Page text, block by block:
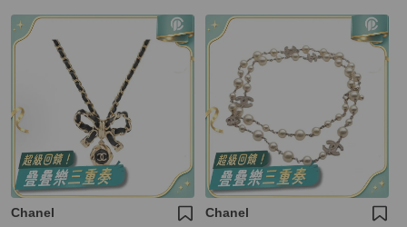
Chanel Chanel